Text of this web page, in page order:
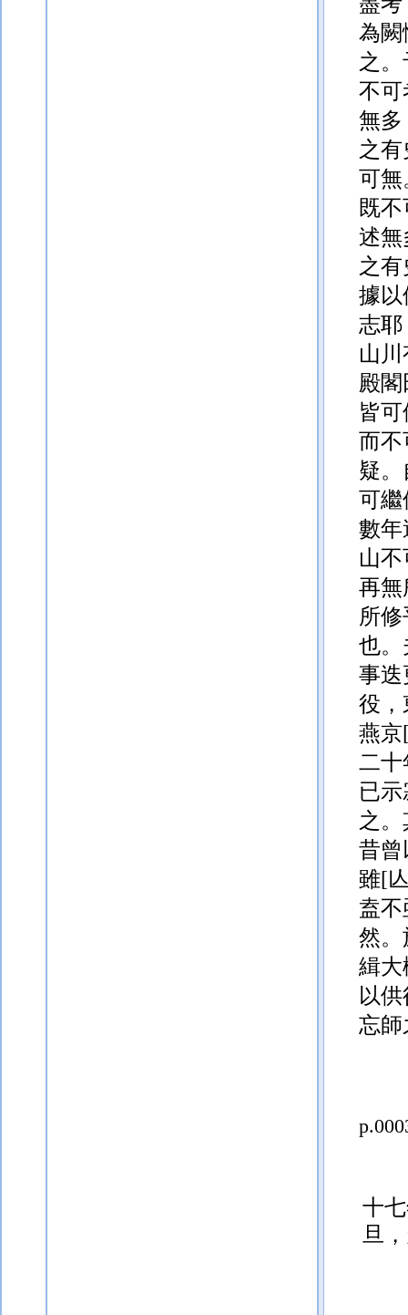
為闕
之
不可
無多
之
可無
既
述無
之
據以
志耶
山
殿
皆
而
疑
可繼
數年
山
再無
所
也。
事迭
役，
燕京
二十
已
之
昔曾
雖[
盍不
然。
緝大
以
忘師
十
旦，